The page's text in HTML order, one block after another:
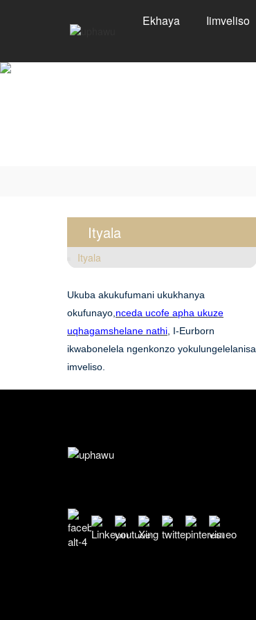
Ekhaya Iimveliso
Ityala
Ityala
Ukuba akukufumani ukukhanya
okufunayo, nceda ucofe apha ukuze
uqhagamshelane nathi , I-Eurborn
ikwabonelela ngenkonzo yokulungelelanisa
imveliso.